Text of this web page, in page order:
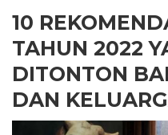
10
TAHUN 2022
DITONTON
DAN